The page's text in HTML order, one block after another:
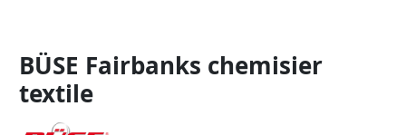
BÜSE Fairbanks chemisier
textile